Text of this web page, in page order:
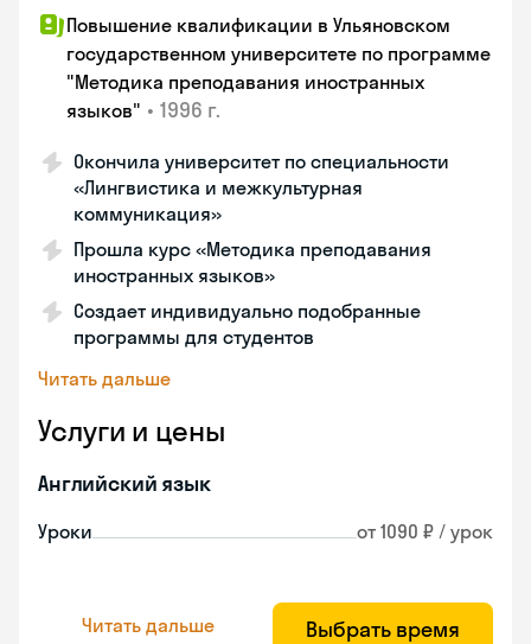
Повышение квалификации в Ульяновском
государственном университете по программе
"Методика преподавания иностранных
языков" • 1996 г.
Окончила университет по специальности
«Лингвистика и межкультурная
коммуникация»
Прошла курс «Методика преподавания
иностранных языков»
Создает индивидуально подобранные
программы для студентов
Читать дальше
Услуги и цены
Английский язык
Уроки от 1090 ₽ / урок
Читать дальше Выбрать время